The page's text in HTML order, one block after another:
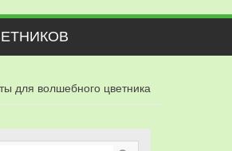
для волшебного цветника